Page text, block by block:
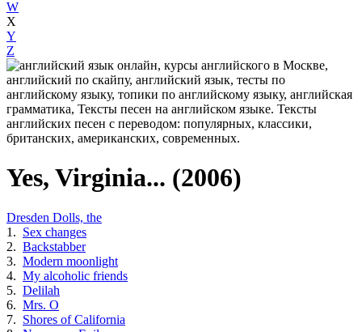
W
X
Y
Z
Yes, Virginia... (2006)
Dresden Dolls, the
1. Sex changes
2. Backstabber
3. Modern moonlight
4. My alcoholic friends
5. Delilah
6. Mrs. O
7. Shores of California